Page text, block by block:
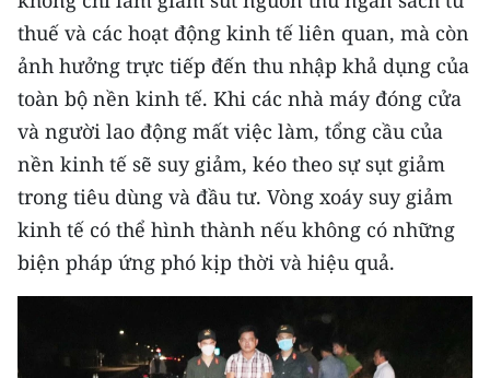
thuế và các hoạt động kinh tế liên quan, mà còn
ảnh hưởng trực tiếp đến thu nhập khả dụng của
toàn bộ nền kinh tế. Khi các nhà máy đóng cửa
và người lao động mất việc làm, tổng cầu của
nền kinh tế sẽ suy giảm, kéo theo sự sụt giảm
trong tiêu dùng và đầu tư. Vòng xoáy suy giảm
kinh tế có thể hình thành nếu không có những
biện pháp ứng phó kịp thời và hiệu quả.